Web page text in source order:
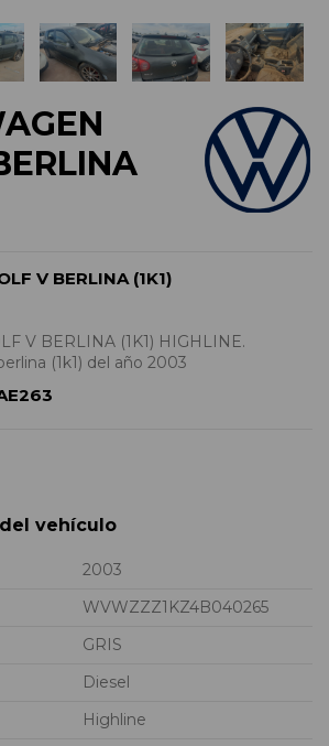
V BERLINA (1K1)
V BERLINA (1K1) HIGHLINE.
(1k1) del año 2003
vehículo
2003
WVWZZZ1KZ4B040265
GRIS
Diesel
Highline